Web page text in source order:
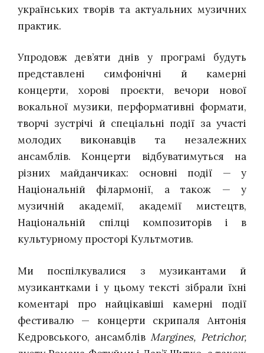
українських творів та актуальних музичних
практик.
Упродовж дев’яти днів у програмі будуть
представлені симфонічні й камерні
концерти, хорові проєкти, вечори нової
вокальної музики, перформативні формати,
творчі зустрічі й спеціальні події за участі
молодих виконавців та незалежних
ансамблів. Концерти відбуватимуться на
різних майданчиках: основні події — у
Національній філармонії, а також — у
музичній академії, академії мистецтв,
Національній спілці композиторів і в
культурному просторі Культмотив.
Ми поспілкувалися з музикантами й
музикантками і у цьому тексті зібрали їхні
коментарі про найцікавіші камерні події
фестивалю — концерти скрипаля Антонія
Кедровського, ансамблів Margines, Petrichor,